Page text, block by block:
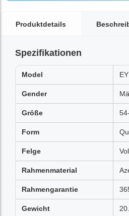
Produktdetails
Spezifikationen
Model
Gender
Größe
Form
Felge
Rahmenmaterial
Rahmengarantie
Gewicht